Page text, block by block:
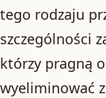
tego rodzaju
szczególności
którzy pragną
wyeliminować